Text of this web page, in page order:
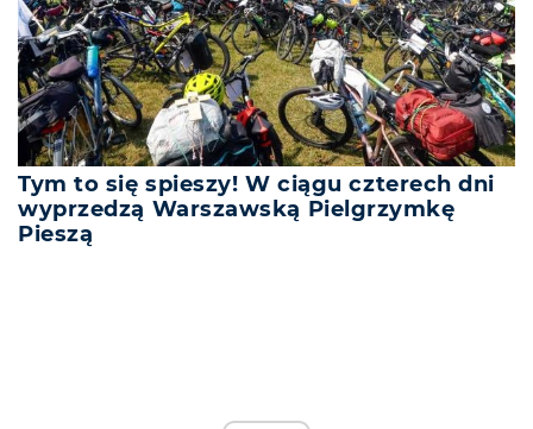
Tym to się spieszy! W ciągu czterech dni
wyprzedzą Warszawską Pielgrzymkę
Pieszą